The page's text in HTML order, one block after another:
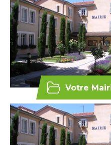
Votre